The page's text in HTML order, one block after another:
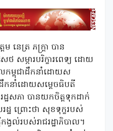
នេត្រ ភក្ត្រា បាន
សម្ភារបរិក្ខារពេទ្យ ដោយ
លកម្ពុជាដឹកនាំដោយស
កនាំដោយសម្តេចធិបតី
ដ្ឋសភា បានយកចិត្តទុកដាក់
ឋ ព្រោះថា សុខទុក្ខរបស់
ង្វល់របស់រាជរដ្ឋាភិបាល។